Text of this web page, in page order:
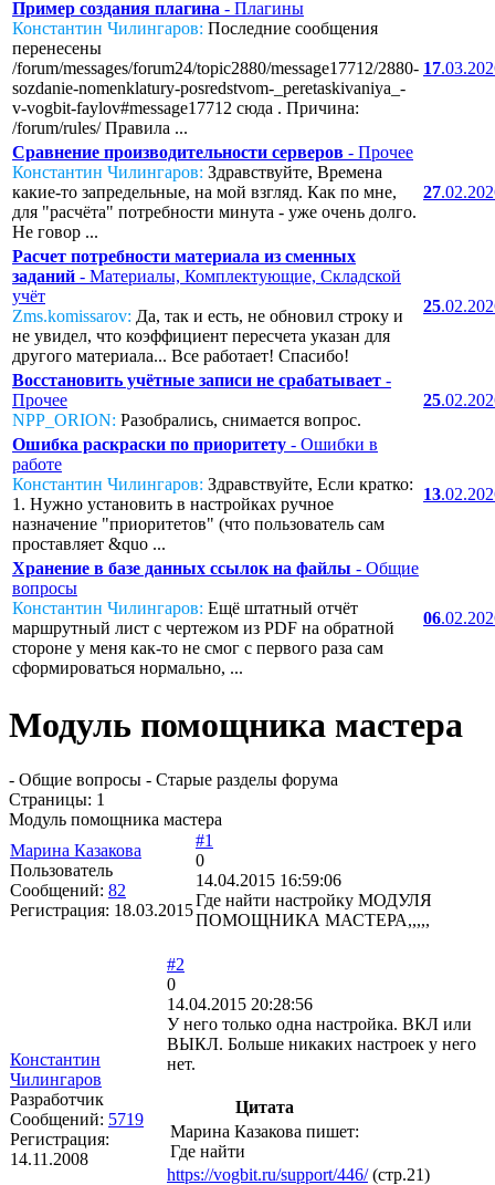
Пример создания плагина - Плагины
Константин Чилингаров: Последние сообщения
перенесены
/forum/messages/forum24/topic2880/message17712/2880-
sozdanie-nomenklatury-posredstvom-_peretaskivaniya_-
v-vogbit-faylov#message17712 сюда . Причина:
/forum/rules/ Правила ...
17
Сравнение производительности серверов - Прочее
Константин Чилингаров: Здравствуйте, Времена
какие-то запредельные, на мой взгляд. Как по мне,
для "расчёта" потребности минута - уже очень долго.
Не говор ...
27
Расчет потребности материала из сменных
заданий - Материалы, Комплектующие, Складской
учёт
Zms.komissarov: Да, так и есть, не обновил строку и
не увидел, что коэффициент пересчета указан для
другого материала... Все работает! Спасибо!
25
Восстановить учётные записи не срабатывает -
Прочее
NPP_ORION: Разобрались, снимается вопрос.
25
Ошибка раскраски по приоритету - Ошибки в
работе
Константин Чилингаров: Здравствуйте, Если кратко:
1. Нужно установить в настройках ручное
назначение "приоритетов" (что пользователь сам
проставляет &quo ...
13
Хранение в базе данных ссылок на файлы - Общие
вопросы
Константин Чилингаров: Ещё штатный отчёт
маршрутный лист с чертежом из PDF на обратной
стороне у меня как-то не смог с первого раза сам
сформироваться нормально, ...
06
Модуль помощника мастера
- Общие вопросы - Старые разделы форума
Страницы: 1
Модуль помощника мастера
Марина Казакова
Пользователь
Сообщений: 82
Регистрация: 18.03.2015
#1
0
14.04.2015 16:59:06
Где найти настройку МОДУЛЯ
ПОМОЩНИКА МАСТЕРА,,,,,
Константин
Чилингаров
Разработчик
Сообщений: 5719
Регистрация:
14.11.2008
#2
0
14.04.2015 20:28:56
У него только одна настройка. ВКЛ или
ВЫКЛ. Больше никаких настроек у него
нет.
Цитата
Марина Казакова пишет:
Где найти
https://vogbit.ru/support/446/(стр.21)